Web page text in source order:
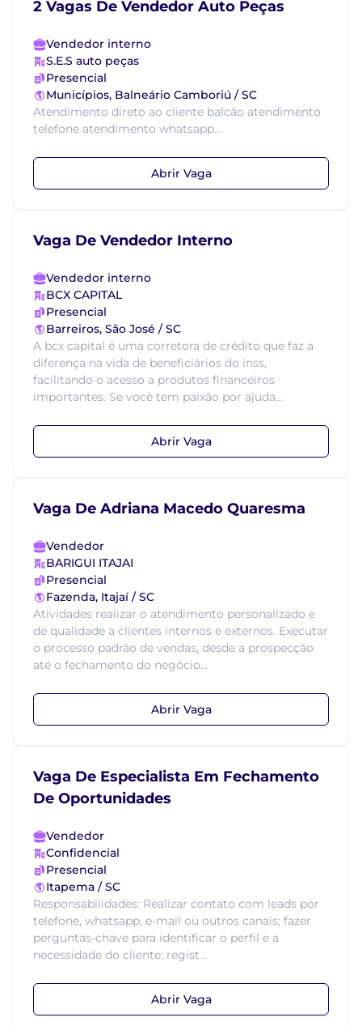
2 Vagas De Vendedor Auto Peças
Vendedor interno
S.E.S auto peças
Presencial
Municípios, Balneário Camboriú / SC
Atendimento direto ao cliente balcão atendimento
telefone atendimento whatsapp...
Abrir Vaga
Vaga De Vendedor Interno
Vendedor interno
BCX CAPITAL
Presencial
Barreiros, São José / SC
A bcx capital é uma corretora de crédito que faz a
diferença na vida de beneficiários do inss,
facilitando o acesso a produtos financeiros
importantes. Se você tem paixão por ajuda...
Abrir Vaga
Vaga De Adriana Macedo Quaresma
Vendedor
BARIGUI ITAJAI
Presencial
Fazenda, Itajaí / SC
Atividades realizar o atendimento personalizado e
de qualidade a clientes internos e externos. Executar
o processo padrão de vendas, desde a prospecção
até o fechamento do negócio...
Abrir Vaga
Vaga De Especialista Em Fechamento
De Oportunidades
Vendedor
Confidencial
Presencial
Itapema / SC
Responsabilidades: Realizar contato com leads por
telefone, whatsapp, e-mail ou outros canais; fazer
perguntas-chave para identificar o perfil e a
necessidade do cliente; regist...
Abrir Vaga